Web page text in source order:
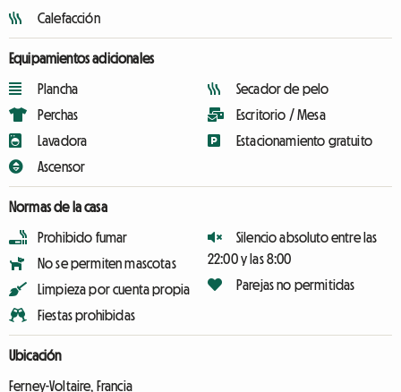
Calefacción
Equipamientos adicionales
Plancha
Perchas
Lavadora
Ascensor
Secador de pelo
Escritorio / Mesa
Estacionamiento gratuito
Normas de la casa
Prohibido fumar
No se permiten mascotas
Limpieza por cuenta propia
Fiestas prohibidas
Silencio absoluto entre las
22:00 y las 8:00
Parejas no permitidas
Ubicación
Ferney-Voltaire, Francia